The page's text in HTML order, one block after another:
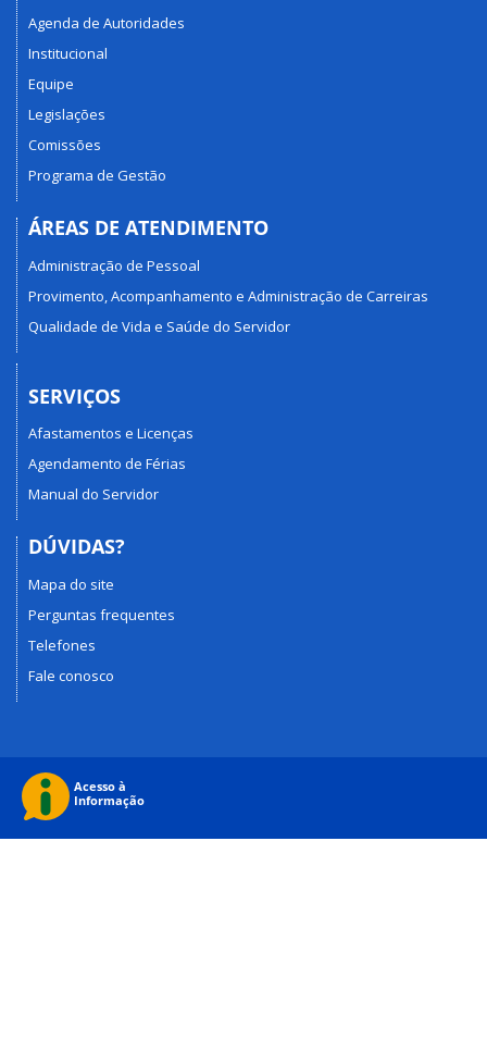
Agenda de Autoridades
Institucional
Equipe
Legislações
Comissões
Programa de Gestão
ÁREAS DE ATENDIMENTO
Administração de Pessoal
Provimento, Acompanhamento e Administração de Carreiras
Qualidade de Vida e Saúde do Servidor
SERVIÇOS
Afastamentos e Licenças
Agendamento de Férias
Manual do Servidor
DÚVIDAS?
Mapa do site
Perguntas frequentes
Telefones
Fale conosco